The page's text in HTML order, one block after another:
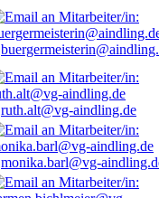
ruth.alt@vg-aindling.de
monika.barl@vg-